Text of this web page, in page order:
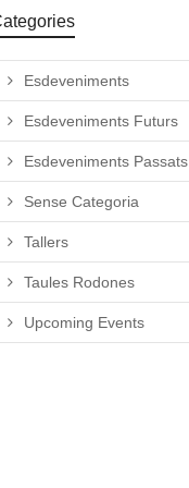
Esdeveniments
Esdeveniments Futurs
Esdeveniments Passats
Sense Categoria
Tallers
Taules Rodones
Upcoming Events